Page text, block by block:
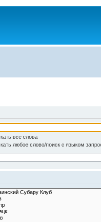
все слова
любое слово/поиск с языком